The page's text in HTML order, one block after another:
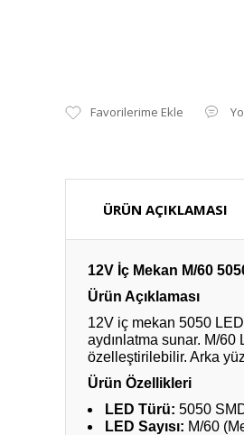
ÜRÜN AÇIKLAMASI
12V İç Mekan M/60
Ürün Açıklaması
12V iç mekan 5050
aydınlatma sunar. M/60
özelleştirilebilir. Arka
Ürün Özellikleri
LED Türü: 5050
LED Sayısı: M/60